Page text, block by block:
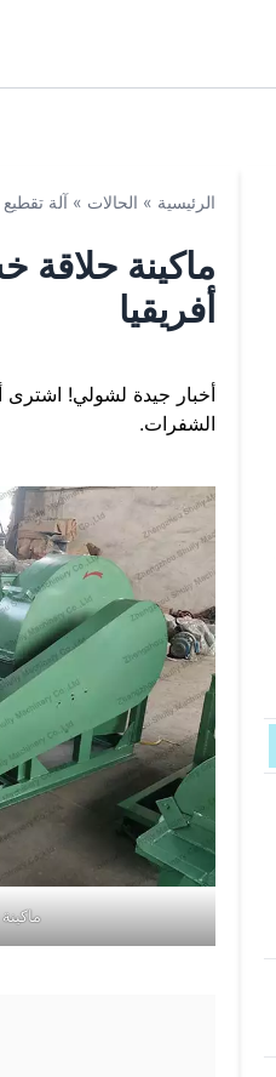
الرئيسية » الحالات » آلة تقطيع الخشب
أفريقيا
الشفرات.